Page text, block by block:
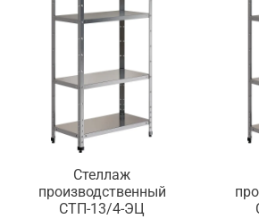
Стеллаж
производственный
СТП-13/4-ЭЦ